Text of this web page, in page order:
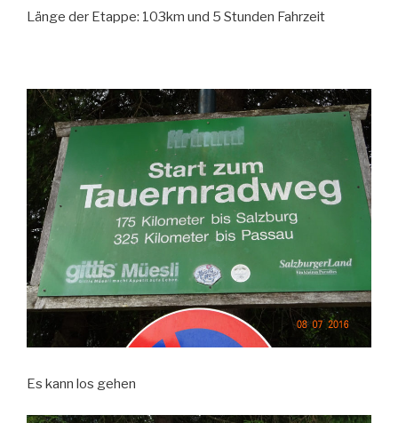
Länge der Etappe: 103km und 5 Stunden Fahrzeit
Es kann los gehen